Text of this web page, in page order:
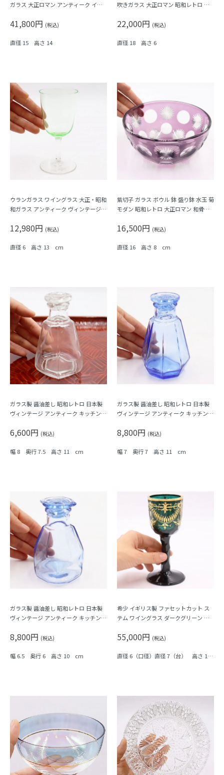
ガラス 大正ロマン アンティーク イン
41,800円 (税込)
直径 15 高さ 14
吹きガラス 大正ロマン 昭和レトロ ア
22,000円 (税込)
直径 18 高さ 6
ウランガラス ワイングラス 大正・昭和
和ガラス アンティーク ヴィンテージ
12,980円 (税込)
直径 6 高さ 13 cm
紫切子 ガラス ボウル 鉢 盛り鉢 水玉 菊
モダン 昭和レトロ 大正ロマン 和骨董
16,500円 (税込)
直径 16 高さ 8 cm
ガラス製 醤油差し 昭和レトロ 日本製
ヴィンテージ アンティーク キッチン用
6,600円 (税込)
幅 8 奥行 7.5 高さ 11 cm
ガラス製 醤油差し 昭和レトロ 日本製
ヴィンテージ アンティーク キッチン用
8,800円 (税込)
幅 7 奥行 7 高さ 11 cm
ガラス製 醤油差し 昭和レトロ 日本製
ヴィンテージ アンティーク キッチン用
8,800円 (税込)
幅 6.5 奥行 6 高さ 10 cm
希少 イギリス製 ファセットカット ス
テム ワイングラス ダークグリーン ゴ
40年頃
55,000円 (税込)
直径 6（口径）直径 7（台） 高さ 14.